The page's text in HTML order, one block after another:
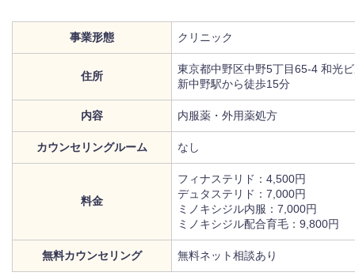
事業形態 クリニック
住所
東京都中野区中野5丁目65-4 和光
新中野駅から徒歩15分
内容 内服薬・外用薬処方
カウンセリングルーム なし
料金
フィナステリド：4,500円
デュタステリド：7,000円
ミノキシジル内服：7,000円
ミノキシジル配合育毛：9,800円
無料カウンセリング 無料ネット相談あり